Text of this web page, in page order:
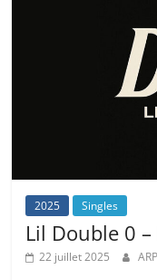
2025 Singles
Lil Double 0 –
22 juillet 2025